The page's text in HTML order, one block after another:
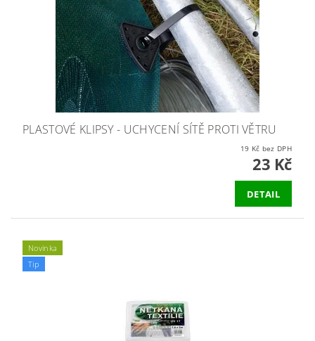
PLASTOVÉ KLIPSY - UCHYCENÍ SÍTĚ PROTI VĚTRU
19 Kč bez DPH
23 Kč
DETAIL
Novinka
Tip